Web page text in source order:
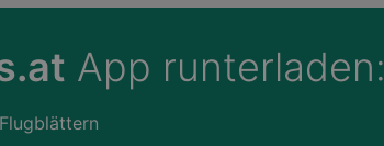
App runterladen: